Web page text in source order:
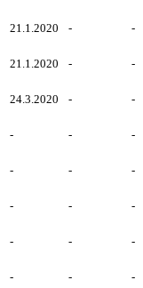
21.1.2020 - -
21.1.2020 - -
24.3.2020 - -
- - -
- - -
- - -
- - -
- - -